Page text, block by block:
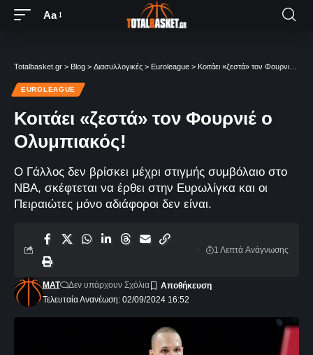
Aa
Totalbasket.gr > Blog > Διασυλλογικές > Euroleague > Κοιτάει «ζεστά» τον Φουρνιέ ο Ολυμπιακός!
EUROLEAGUE
Κοιτάει «ζεστά» τον Φουρνιέ ο
Ολυμπιακός!
Ο Γάλλος δεν βρίσκει μέχρι στιγμής συμβόλαιο στο
ΝΒΑ, σκέφτεται να έρθει στην Ευρωλίγκα και οι
Πειραιώτες μόνο αδιάφοροι δεν είναι.
Τελευταία Ανανέωση: 02/09/2024 16:52
MAT Δεν υπάρχουν Σχόλια
1 Λεπτά Aνάγνωσης